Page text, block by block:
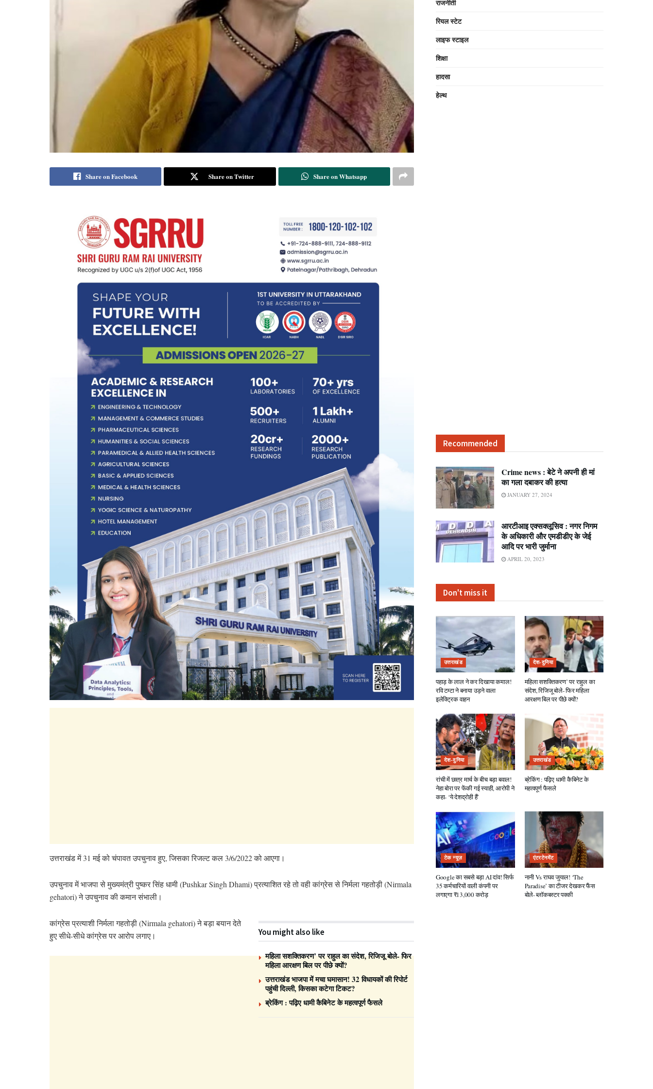
Share on Facebook Share on Twitter Share on Whatsapp
उत्तराखंड में 31 मई को चंपावत उपचुनाव हुए, जिसका रिजल्ट कल 3/6/2022 को आएगा।
उपचुनाव में भाजपा से मुख्यमंत्री पुष्कर सिंह धामी (Pushkar Singh Dhami) प्रत्याशित रहे तो वही कांग्रेस से निर्मला गहतोड़ी (Nirmala
gehatori) ने उपचुनाव की कमान संभाली।
You might also like
महिला सशक्तिकरण’ पर राहुल का संदेश, रिजिजू बोले- फिर
महिला आरक्षण बिल पर पीछे क्यों?
उत्तराखंड भाजपा में मचा घमासान! 32 विधायकों की रिपोर्ट
पहुंची दिल्ली, किसका कटेगा टिकट?
ब्रेकिंग : पढ़िए धामी कैबिनेट के महत्वपूर्ण फैसले
कांग्रेस प्रत्याशी निर्मला गहतोड़ी (Nirmala gehatori) ने बड़ा बयान देते
हुए सीधे-सीधे कांग्रेस पर आरोप लगाए।
राजनीती
रियल स्टेट
लाइफ स्टाइल
शिक्षा
हादसा
हेल्थ
Recommended
Crime news : बेटे ने अपनी ही मां
का गला दबाकर की हत्या
JANUARY 27, 2024
आरटीआइ एक्सक्लूसिव : नगर निगम
के अधिकारी और एमडीडीए के जेई
आदि पर भारी जुर्माना
APRIL 20, 2023
Don't miss it
उत्तराखंड
पहाड़ के लाल ने कर दिखाया कमाल!
रवि टम्टा ने बनाया उड़ने वाला
इलेक्ट्रिक वाहन
देश-दुनिया
महिला सशक्तिकरण’ पर राहुल का
संदेश, रिजिजू बोले- फिर महिला
आरक्षण बिल पर पीछे क्यों?
देश-दुनिया
रांची में छात्र मार्च के बीच बड़ा बवाल!
नेहा बोरा पर फेंकी गई स्याही, आरोपी ने
कहा- ‘ये देशद्रोही हैं’
उत्तराखंड
ब्रेकिंग : पढ़िए धामी कैबिनेट के
महत्वपूर्ण फैसले
टेक न्यूज़
Google का सबसे बड़ा AI दांव! सिर्फ
35 कर्मचारियों वाली कंपनी पर
लगाएगा ₹13,000 करोड़
एंटरटेनमेंट
नानी Vs राघव जुयाल! ‘The
Paradise’ का टीजर देखकर फैंस
बोले- ब्लॉकबस्टर पक्की